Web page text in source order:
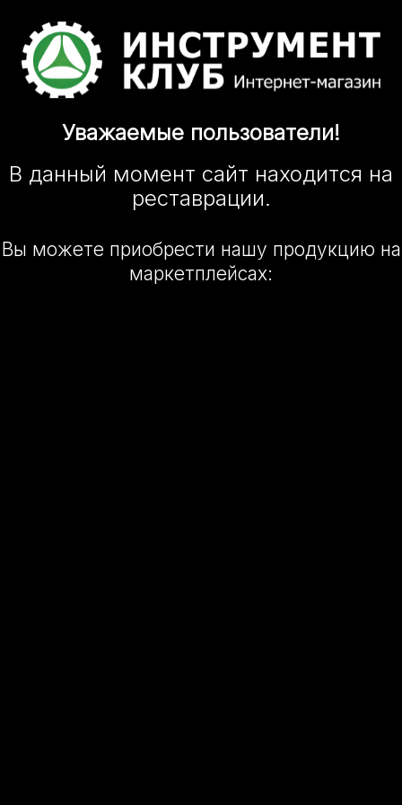
Уважаемые пользователи!
В данный момент сайт находится на
реставрации.
Вы можете приобрести нашу продукцию на
маркетплейсах: